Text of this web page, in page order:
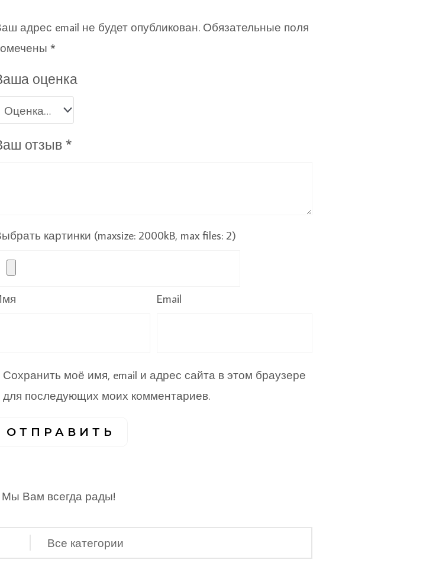
адрес email не будет опубликован. Обязательные поля
*
оценка
отзыв *
картинки (maxsize: 2000kB, max files: 2)
Email
Сохранить моё имя, email и адрес сайта в этом браузере
для последующих моих комментариев.
Мы Вам всегда рады!